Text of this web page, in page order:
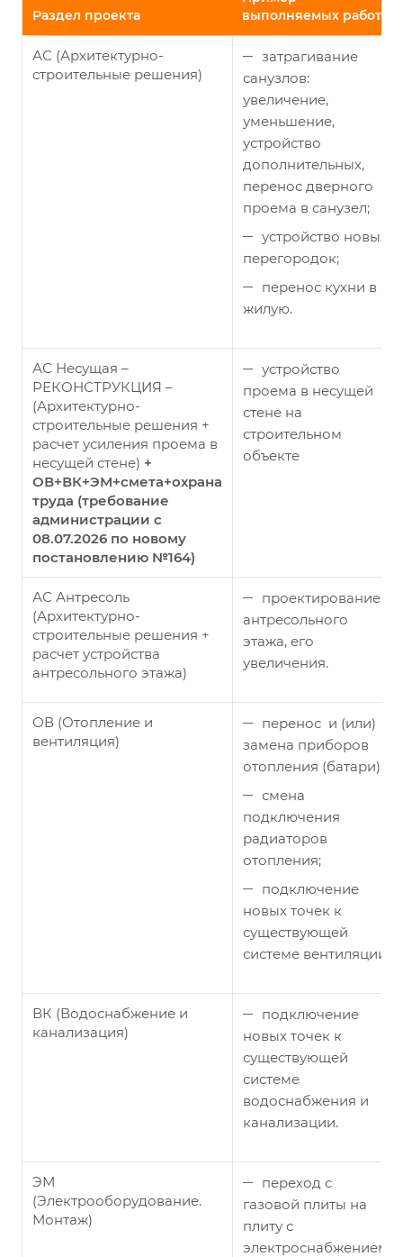
Раздел проекта
выполняемых работ
АС (Архитектурно-
строительные решения)
затрагивание
санузлов:
увеличение,
уменьшение,
устройство
дополнительных,
перенос дверного
проема в санузел;
устройство новых
перегородок;
перенос кухни в
жилую.
АС Несущая –
РЕКОНСТРУКЦИЯ –
(Архитектурно-
строительные решения +
расчет усиления проема в
несущей стене) +
ОВ+ВК+ЭМ+смета+охрана
труда (требование
администрации с
08.07.2026 по новому
постановлению №164)
устройство
проема в несущей
стене на
строительном
объекте
АС Антресоль
(Архитектурно-
строительные решения +
расчет устройства
антресольного этажа)
проектирование
антресольного
этажа, его
увеличения.
ОВ (Отопление и
вентиляция)
перенос и (или)
замена приборов
отопления (батари);
смена
подключения
радиаторов
отопления;
подключение
новых точек к
существующей
системе вентиляции.
ВК (Водоснабжение и
канализация)
подключение
новых точек к
существующей
системе
водоснабжения и
канализации.
ЭМ
(Электрооборудование.
Монтаж)
переход с
газовой плиты на
плиту с
электроснабжением.